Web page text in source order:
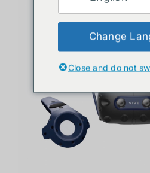
หุ่นยนต์รูปร่างมนุษย์
ข่าวสาร
บริการ
Change
Close and do not